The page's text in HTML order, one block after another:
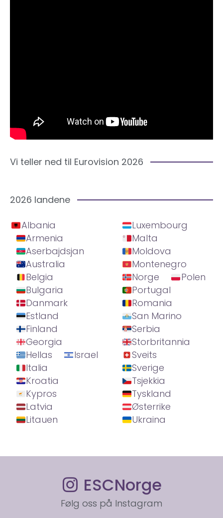
Vi teller ned til Eurovision 2026
2026 landene
Albania
Armenia
Aserbajdsjan
Australia
Belgia
Bulgaria
Danmark
Estland
Finland
Georgia
Hellas
Israel
Italia
Kroatia
Kypros
Latvia
Litauen
Luxembourg
Malta
Moldova
Montenegro
Norge
Polen
Portugal
Romania
San Marino
Serbia
Storbritannia
Sveits
Sverige
Tsjekkia
Tyskland
Østerrike
Ukraina
ESCNorge
Følg oss på Instagram